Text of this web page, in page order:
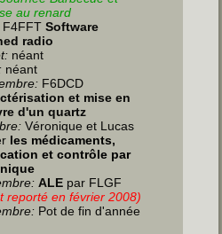
au renard
F4FFT Software
radio
: néant
néant
F6DCD
et mise en
d'un quartz
Véronique et Lucas
les médicaments,
et contrôle par
ALE par FLGF
reporté en février 2008)
Pot de fin d'année